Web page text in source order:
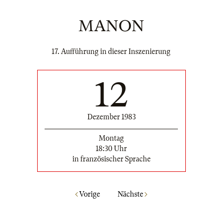
MANON
17. Aufführung in dieser Inszenierung
12
Dezember 1983
Montag
18:30 Uhr
in französischer Sprache
Vorige Nächste